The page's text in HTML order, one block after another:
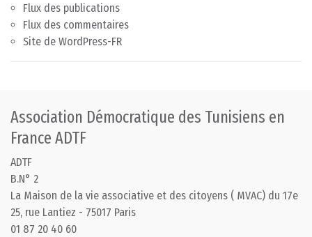
Flux des publications
Flux des commentaires
Site de WordPress-FR
Association Démocratique des Tunisiens en
France ADTF
ADTF
B.N° 2
La Maison de la vie associative et des citoyens ( MVAC) du 17e
25, rue Lantiez - 75017 Paris
01 87 20 40 60